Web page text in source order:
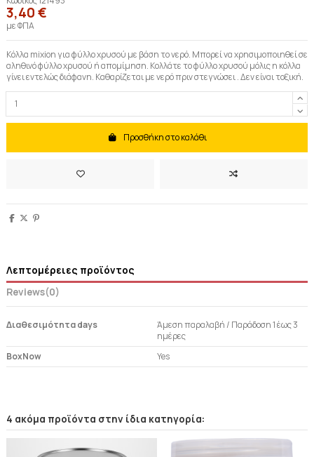
3,40 €
με ΦΠΑ
Kόλλα mixion για φύλλο χρυσού με βάση το νερό. Μπορεί να χρησιμοποιηθεί σε
αληθινό φύλλο χρυσού ή απομίμηση. Κολλάτε το φύλλο χρυσού μόλις η κόλλα
γίνει εντελώς διάφανη. Καθαρίζεται με νερό πριν στεγνώσει . Δεν είναι τοξική.
Προσθήκη στο καλάθι
Λεπτομέρειες προϊόντος
Reviews(0)
Διαθεσιμότητα days
Άμεση παραλαβή / Παράδoση 1 έως 3
ημέρες
BoxNow
Yes
4 ακόμα προϊόντα στην ίδια κατηγορία: